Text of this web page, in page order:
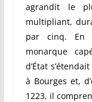
agrandit le
multipliant,
par cinq. En
monarque
d’État
à Bourges et,
1223, il